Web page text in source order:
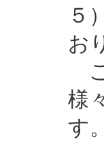
５
お
様
す。